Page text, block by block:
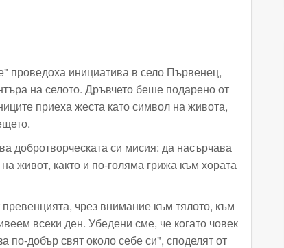
проведоха инициатива в село Първенец,
на селото. Дръвчето беше подарено от
приеха жеста като символ на живота,
добротворческата си мисия: да насърчава
живот, както и по-голяма грижа към хората
чрез внимание към тялото, към
всеки ден. Убедени сме, че когато човек
по-добър свят около себе си", споделят от